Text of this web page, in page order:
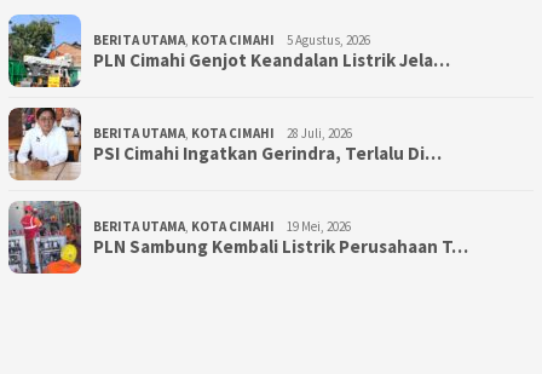
BERITA UTAMA KOTA CIMAHI 5 Agustus, 2026
PLN Cimahi Genjot Keandalan Listrik Jela…
BERITA UTAMA KOTA CIMAHI 28 Juli, 2026
PSI Cimahi Ingatkan Gerindra, Terlalu Di…
BERITA UTAMA KOTA CIMAHI 19 Mei, 2026
PLN Sambung Kembali Listrik Perusahaan T…